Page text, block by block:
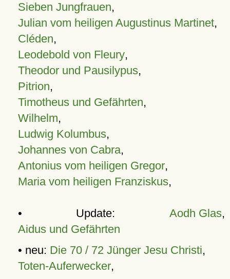
Sieben Jungfrauen,
Julian vom heiligen Augustinus Martinet,
Cléden,
Leodebold von Fleury,
Theodor und Pausilypus,
Pitrion,
Timotheus und Gefährten,
Wilhelm,
Ludwig Kolumbus,
Johannes von Cabra,
Antonius vom heiligen Gregor,
Maria vom heiligen Franziskus,
• Update: Aodh Glas,
Aidus und Gefährten
• neu: Die 70 / 72 Jünger Jesu Christi,
Toten-Auferwecker,